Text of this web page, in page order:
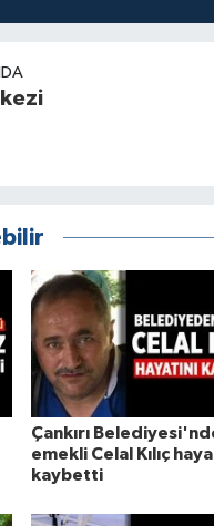
Çankırı
emekli Celal Kılıç
kaybetti